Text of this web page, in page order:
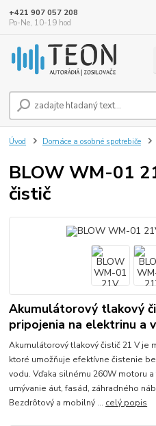
+421 907 057 208
Po-Ne, 10-19 hod
Úvod Domáce a osobné spotrebiče
BLOW WM-01
čistič
Akumulátorový tlakový
pripojenia na elektrinu a
Akumulátorový tlakový čistič 21 V je
ktoré umožňuje efektívne čistenie
vodu. Vďaka silnému 260W motoru
umývanie áut, fasád, záhradného
Bezdrôtový a mobilný ... celý popis